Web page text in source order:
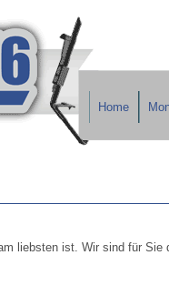
Home
liebsten ist. Wir sind für